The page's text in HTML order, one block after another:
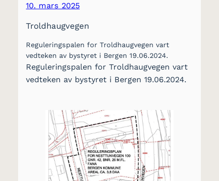
10. mars 2025
Troldhaugvegen
Reguleringspalen for Troldhaugvegen vart
vedteken av bystyret i Bergen 19.06.2024.
Reguleringspalen for Troldhaugvegen vart
vedteken av bystyret i Bergen 19.06.2024.